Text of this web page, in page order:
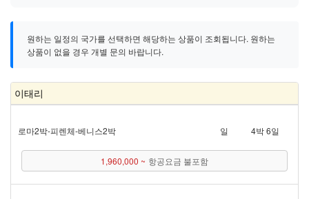
원하는 일정의 국가를 선택하면 해당하는 상품이 조회됩니다. 원하는
상품이 없을 경우 개별 문의 바랍니다.
이태리
로마 2박 - 피렌체 - 베니스 2박 일 4박 6일
1,960,000 ~ 항공요금 불포함